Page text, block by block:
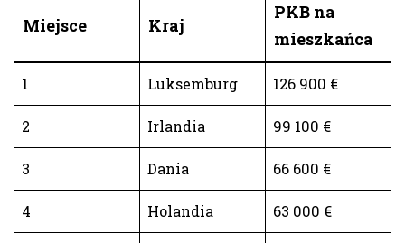
Miejsce Kraj
PKB na
mieszkańca
1 Luksemburg 126 900 €
2 Irlandia 99 100 €
3 Dania 66 600 €
4 Holandia 63 000 €